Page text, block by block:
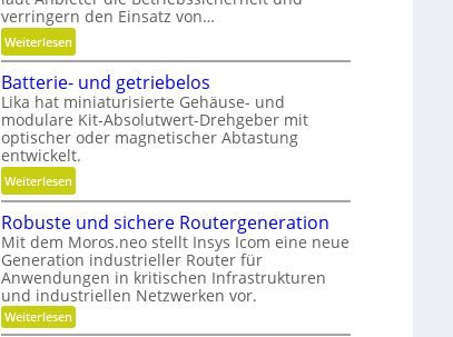
m
i
k
n
d
P
l
a
t
z
o
s
i
i
o
n
i
e
r
e
n
l
a
u
w
i
r
t
s
c
h
a
f
t
i
n
verringern den Einsatz von…
Weiterlesen:
L
ä
n
g
e
r
e
e
t
r
i
e
Batterie- und getriebelos
Lika hat miniaturisierte Gehäuse- und
modulare Kit-Absolutwert-Drehgeber mit
optischer oder magnetischer Abtastung
entwickelt.
Weiterlesen:
B
a
t
t
e
r
i
Robuste und sichere Routergeneration
Mit dem Moros.neo stellt Insys Icom eine neue
Generation industrieller Router für
Anwendungen in kritischen Infrastrukturen
und industriellen Netzwerken vor.
Weiterlesen:
R